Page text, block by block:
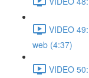
VIDEO
web (4:37)
VIDEO